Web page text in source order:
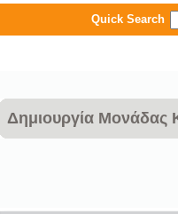
Quick Search
Δημιουργία Μονάδας